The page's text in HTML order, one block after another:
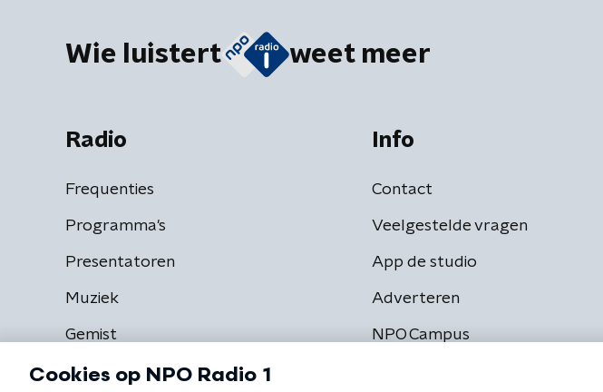
Wie luistert weet meer
Radio
Frequenties
Programma's
Presentatoren
Muziek
Gemist
Info
Contact
Veelgestelde vragen
App de studio
Adverteren
NPO Campus